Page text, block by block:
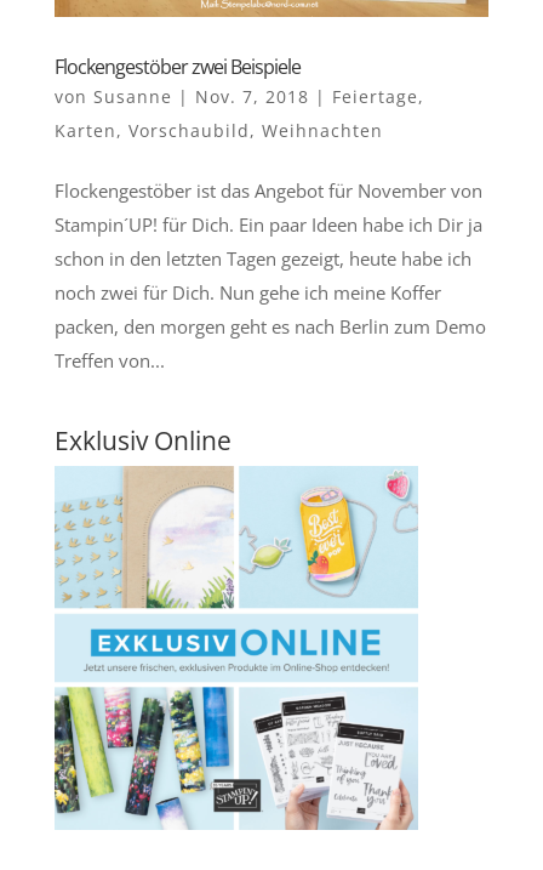
Flockengestöber zwei Beispiele
von Susanne | Nov. 7, 2018 | Feiertage,
Karten, Vorschaubild, Weihnachten
Flockengestöber ist das Angebot für November von
Stampin´UP! für Dich. Ein paar Ideen habe ich Dir ja
schon in den letzten Tagen gezeigt, heute habe ich
noch zwei für Dich. Nun gehe ich meine Koffer
packen, den morgen geht es nach Berlin zum Demo
Treffen von...
Exklusiv Online